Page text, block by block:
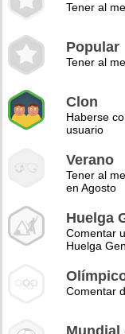
Tener al
Popular
Tener al
Clon
Haberse
usuario
Verano
Tener al
en Agosto
Huelga
Comentar
Huelga
Comentar
Mundial